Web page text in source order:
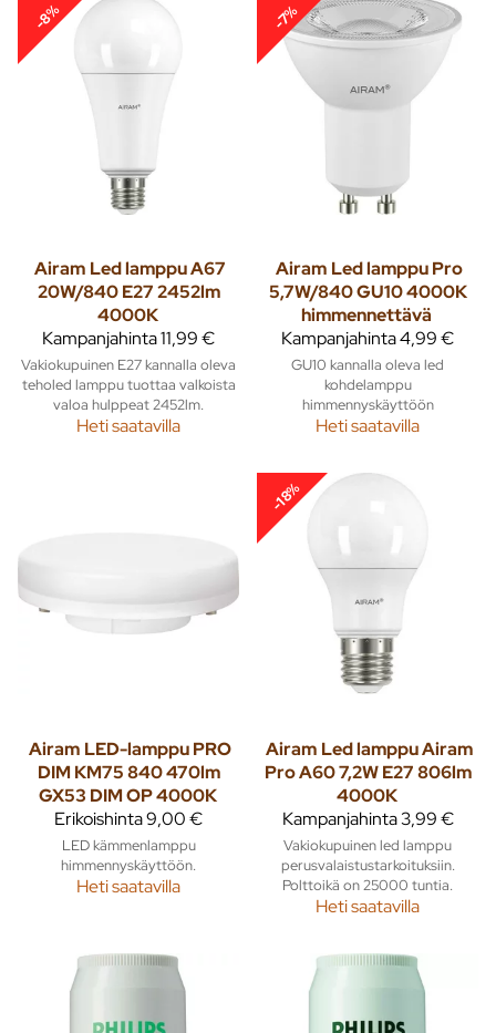
-8%
Airam Led lamppu A67
20W/840 E27 2452lm
4000K
Kampanjahinta11,99 €
Vakiokupuinen E27 kannalla oleva
teholed lamppu tuottaa valkoista
valoa hulppeat 2452lm.
Heti saatavilla
-7%
Airam Led lamppu Pro
5,7W/840 GU10 4000K
himmennettävä
Kampanjahinta4,99 €
GU10 kannalla oleva led
kohdelamppu
himmennyskäyttöön
Heti saatavilla
Airam LED-lamppu PRO
DIM KM75 840 470lm
GX53 DIM OP 4000K
Erikoishinta9,00 €
LED kämmenlamppu
himmennyskäyttöön.
Heti saatavilla
-18%
Airam Led lamppu Airam
Pro A60 7,2W E27 806lm
4000K
Kampanjahinta3,99 €
Vakiokupuinen led lamppu
perusvalaistustarkoituksiin.
Polttoikä on 25000 tuntia.
Heti saatavilla